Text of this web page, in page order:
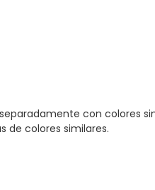
con colores
de colores similares.